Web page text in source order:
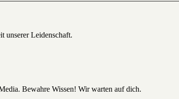
unserer Leidenschaft.
Bewahre Wissen! Wir warten auf dich.